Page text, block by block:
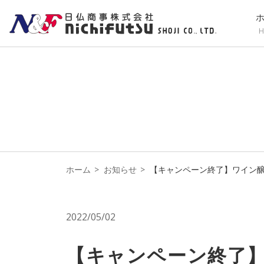
ホーム お知らせ 【キャンペーン終了】ワイ
2022/05/02
【キャンペーン終